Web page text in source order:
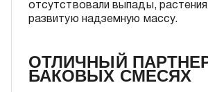
отсутствовали выпады,
развитую надземную массу.
ОТЛИЧНЫЙ
БАКОВЫХ СМЕСЯХ